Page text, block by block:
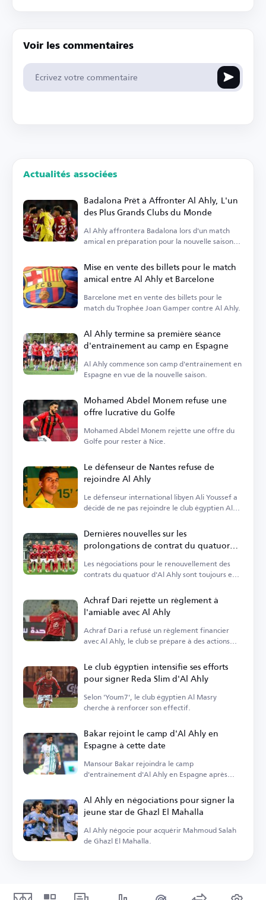
Voir les commentaires
Actualités associées
Badalona Prêt à Affronter Al Ahly, L'un
des Plus Grands Clubs du Monde
Al Ahly affrontera Badalona lors d'un match
amical en préparation pour la nouvelle saison
Mise en vente des billets pour le match
amical entre Al Ahly et Barcelone
Barcelone met en vente des billets pour le
match du Trophée Joan Gamper contre Al Ahly.
Al Ahly termine sa première séance
d'entraînement au camp en Espagne
Al Ahly commence son camp d'entraînement en
Espagne en vue de la nouvelle saison.
Mohamed Abdel Monem refuse une
offre lucrative du Golfe
Mohamed Abdel Monem rejette une offre du
Golfe pour rester à Nice.
Le défenseur de Nantes refuse de
rejoindre Al Ahly
Le défenseur international libyen Ali Youssef a
décidé de ne pas rejoindre le club égyptien Al
Dernières nouvelles sur les
prolongations de contrat du quatuor
d'Al Ahly
Les négociations pour le renouvellement des
contrats du quatuor d'Al Ahly sont toujours en
Achraf Dari rejette un règlement à
l'amiable avec Al Ahly
Achraf Dari a refusé un règlement financier
avec Al Ahly, le club se prépare à des actions
Le club égyptien intensifie ses efforts
pour signer Reda Slim d'Al Ahly
Selon 'Youm7', le club égyptien Al Masry
cherche à renforcer son effectif.
Bakar rejoint le camp d'Al Ahly en
Espagne à cette date
Mansour Bakar rejoindra le camp
d'entraînement d'Al Ahly en Espagne après
Al Ahly en négociations pour signer la
jeune star de Ghazl El Mahalla
Al Ahly négocie pour acquérir Mahmoud Salah
de Ghazl El Mahalla.